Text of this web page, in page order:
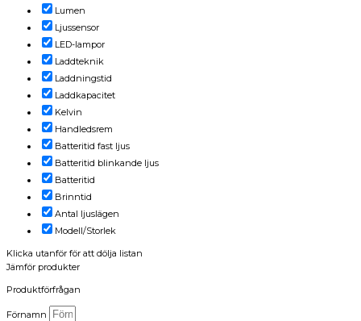
Lumen
Ljussensor
LED-lampor
Laddteknik
Laddningstid
Laddkapacitet
Kelvin
Handledsrem
Batteritid fast ljus
Batteritid blinkande ljus
Batteritid
Brinntid
Antal ljuslägen
Modell/Storlek
Klicka utanför för att dölja listan
Jämför produkter
Produktförfrågan
Förnamn